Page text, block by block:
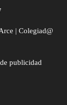
| Colegiad@
publicidad